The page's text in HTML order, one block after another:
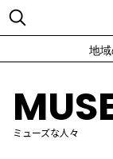
地
ミューズな人々